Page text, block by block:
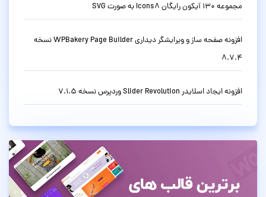
مجموعه 130 آیکون رایگان Icons8 به صورت SVG
افزونه صفحه ساز و ویرایشگر دیداری WPBakery Page Builder نسخه
8.7.4
افزونه ایجاد اسلایدر Slider Revolution وردپرس نسخه 7.1.5